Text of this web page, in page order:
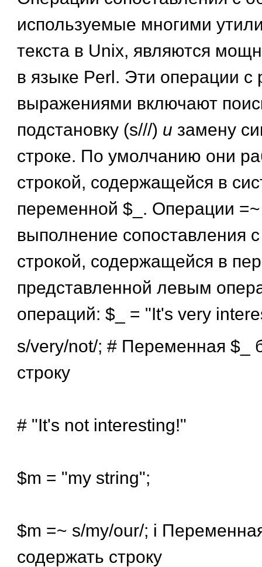
используемые многими
текста в Unix, являются
в языке Perl. Эти операции с
выражениями включают
подстановку (s///) и замену
строке. По умолчанию они
строкой, содержащейся в
переменной $_. Операции
выполнение сопоставления
строкой, содержащейся в
представленной левым
операций: $_ = "It's very
s/very/not/; # Переменная $_
строку
# "It's not interesting!"
$m = "my string";
$m =~ s/my/our/; i
содержать строку